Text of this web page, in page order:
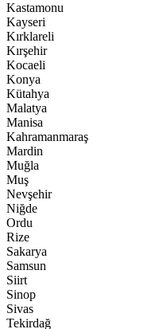
Kastamonu
Kayseri
Kırklareli
Kırşehir
Kocaeli
Konya
Kütahya
Malatya
Manisa
Kahramanmaraş
Mardin
Muğla
Muş
Nevşehir
Niğde
Ordu
Rize
Sakarya
Samsun
Siirt
Sinop
Sivas
Tekirdağ